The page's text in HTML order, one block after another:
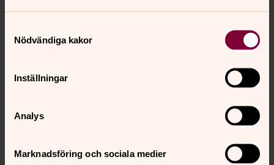
Nödvändiga kakor
Inställningar
Analys
Marknadsföring och sociala medier
Daniel Larsson